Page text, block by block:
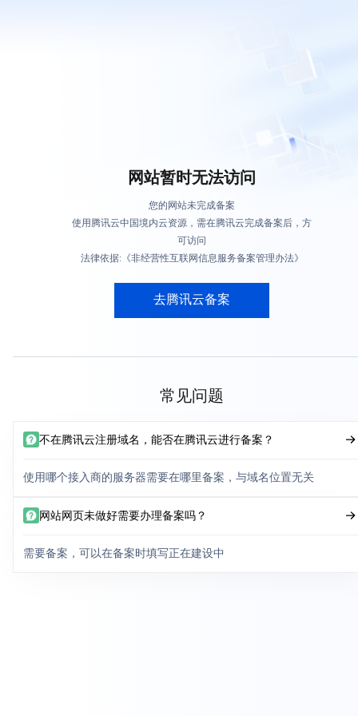
网站暂时无法访问
您的网站未完成备案
使用腾讯云中国境内云资源，需在腾讯云完成备案后，方
可访问
法律依据:《非经营性互联网信息服务备案管理办法》
去腾讯云备案
常见问题
不在腾讯云注册域名，能否在腾讯云进行备案？
使用哪个接入商的服务器需要在哪里备案，与域名位置无关
网站网页未做好需要办理备案吗？
需要备案，可以在备案时填写正在建设中